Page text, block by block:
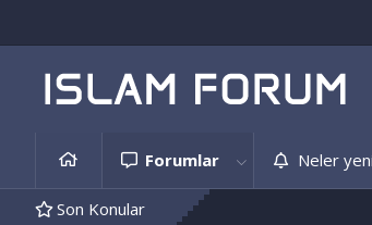
Forumlar Neler yeni
Son Konular